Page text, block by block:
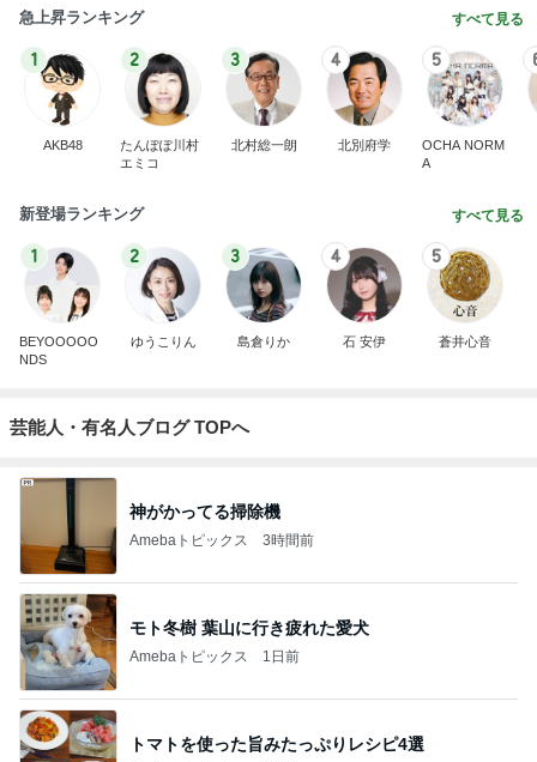
急上昇ランキング すべて見る
1
AKB48
2
たんぽぽ川村
エミコ
3
北村総一朗
4
北別府学
5
OCHA NORM
A
新登場ランキング すべて見る
1
BEYOOOOO
NDS
2
ゆうこりん
3
島倉りか
4
石 安伊
5
蒼井心音
芸能人・有名人ブログ TOPへ
神がかってる掃除機
Amebaトピックス 3時間前
モト冬樹 葉山に行き疲れた愛犬
Amebaトピックス 1日前
トマトを使った旨みたっぷりレシピ4選